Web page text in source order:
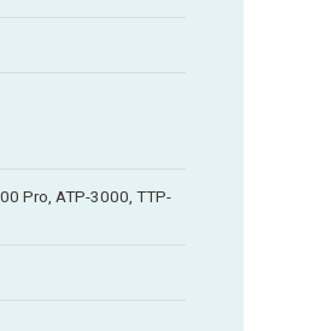
Pro, ATP-3000, TTP-